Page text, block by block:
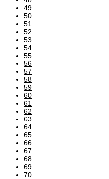
49
50
51
52
53
54
55
56
57
58
59
60
61
62
63
64
65
66
67
68
69
70